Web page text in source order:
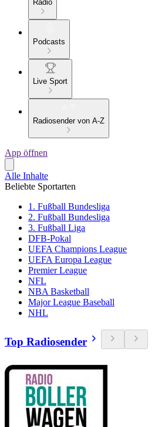
Radio
Podcasts
Live Sport
Radiosender von A-Z
App öffnen
Alle Inhalte
Beliebte Sportarten
1. Fußball Bundesliga
2. Fußball Bundesliga
3. Fußball Liga
DFB-Pokal
UEFA Champions League
UEFA Europa League
Premier League
NFL
NBA Basketball
Major League Baseball
NHL
Top Radiosender